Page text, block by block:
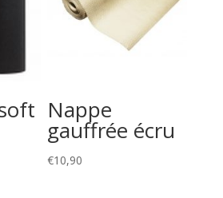
Nappe
gauffrée écru
€10,90